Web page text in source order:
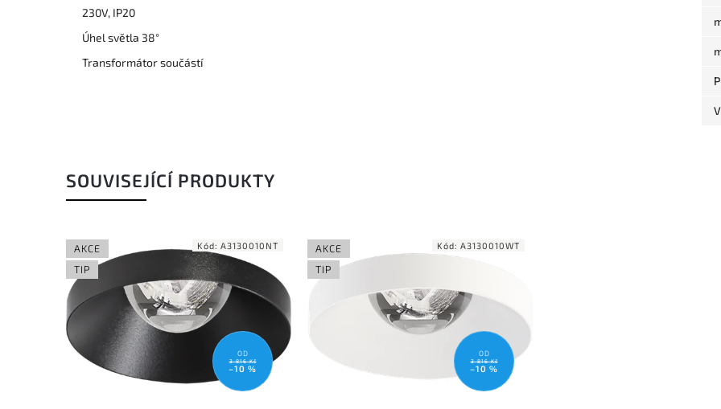
230V, IP20
Úhel světla 38°
Transformátor součástí
SOUVISEJÍCÍ PRODUKTY
AKCE
TIP
OD
3 816 Kč
–10 %
Kód: A3130010NT
AKCE
TIP
OD
3 816 Kč
–10 %
Kód: A3130010WT